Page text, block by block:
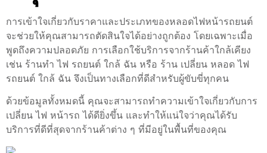
การเข้าใจเกี่ยวกับราคาและประเภทของหลอดไฟหน้ารถยนต์
จะช่วยให้คุณสามารถตัดสินใจได้อย่างถูกต้อง โดยเฉพาะเมื่อ
พูดถึงความปลอดภัย การเลือกใช้บริการจากร้านค้าใกล้เคียง
เช่น ร้านทํา ไฟ รถยนต์ ใกล้ ฉัน หรือ ร้าน เปลี่ยน หลอด ไฟ
รถยนต์ ใกล้ ฉัน จึงเป็นทางเลือกที่ดีสำหรับผู้ขับขี่ทุกคน
ด้วยข้อมูลทั้งหมดนี้ คุณจะสามารถทำความเข้าใจเกี่ยวกับการ
เปลี่ยน ไฟ หน้ารถ ได้ดียิ่งขึ้น และทำให้แน่ใจว่าคุณได้รับ
บริการที่ดีที่สุดจากร้านค้าต่าง ๆ ที่มีอยู่ในพื้นที่ของคุณ